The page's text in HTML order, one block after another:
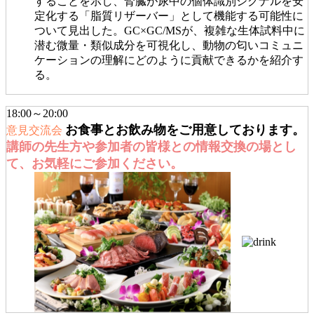
定化する「脂質リザーバー」として機能する可能性に
ついて見出した。GC×GC/MSが、複雑な生体試料中に
潜む微量・類似成分を可視化し、動物の匂いコミュニ
ケーションの理解にどのように貢献できるかを紹介す
る。
18:00～20:00
意見交流会 お食事とお飲み物をご用意しております。
講師の先生方や参加者の皆様との情報交換の場とし
て、お気軽にご参加ください。